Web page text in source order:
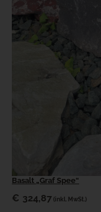
Basalt „Graf Spee“
€ 324,87(inkl. MwSt.)